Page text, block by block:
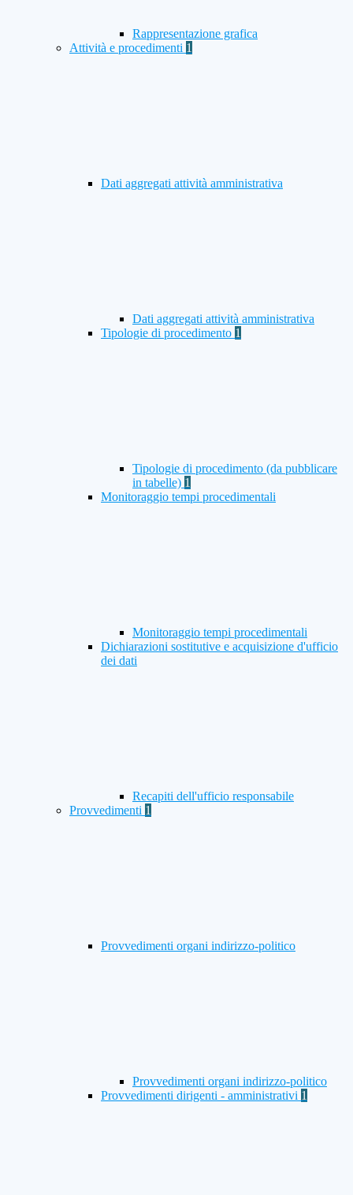
Rappresentazione grafica
Attività e procedimenti 1
Dati aggregati attività amministrativa
Dati aggregati attività amministrativa
Tipologie di procedimento 1
Tipologie di procedimento (da pubblicare
in tabelle) 1
Monitoraggio tempi procedimentali
Monitoraggio tempi procedimentali
Dichiarazioni sostitutive e acquisizione d'ufficio
dei dati
Recapiti dell'ufficio responsabile
Provvedimenti 1
Provvedimenti organi indirizzo-politico
Provvedimenti organi indirizzo-politico
Provvedimenti dirigenti - amministrativi 1